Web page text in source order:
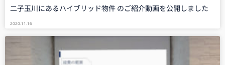
二子玉川にあるハイブリッド物件 のご紹介動画を公開しました
2020.11.16